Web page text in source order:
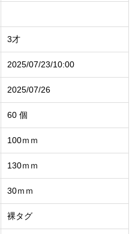
3才
2025/07/23/10:00
2025/07/26
60 個
100ｍｍ
130ｍｍ
30ｍｍ
裸タグ